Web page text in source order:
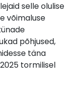
selle olulise
võimaluse
põhjused,
täna
tormilisel